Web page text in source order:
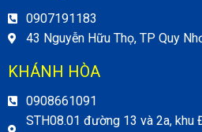
0907191183
43 Nguyễn Hữu Thọ, TP Quy
KHÁNH HÒA
0908661091
STH08.01 đường 13 và 2a, khu